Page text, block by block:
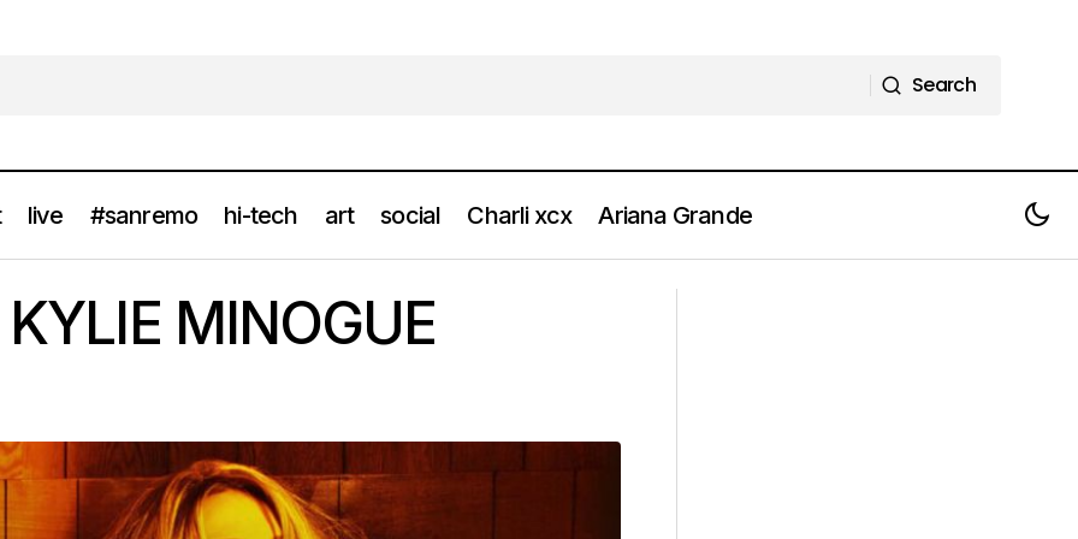
Search
live #sanremo hi-tech art social Charli xcx Ariana Grande
Gallery-story: KYLIE MINOGUE
MINOGUE